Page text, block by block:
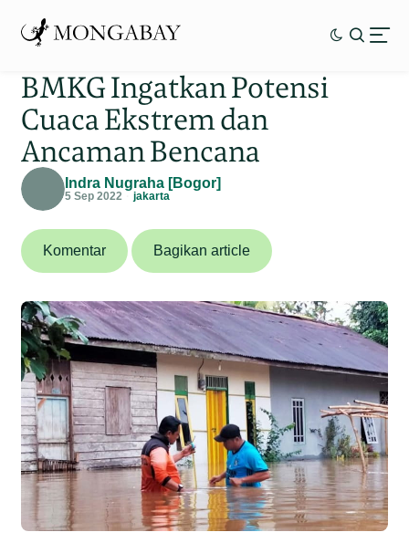
BMKG Ingatkan Potensi
Cuaca Ekstrem dan
Ancaman Bencana
Indra Nugraha [Bogor]
5 Sep 2022 jakarta
Komentar Bagikan article